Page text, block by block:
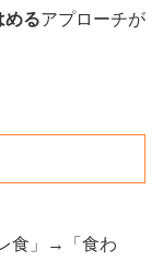
めるアプローチが
食」→「食わ